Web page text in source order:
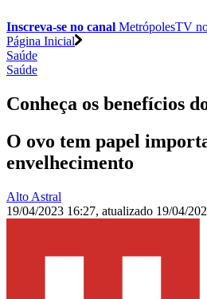
Inscreva-se no canal MetrópolesTV
Página Inicial
Saúde
Saúde
Conheça os benefícios
O ovo tem papel
envelhecimento
Alto Astral
19/04/2023 16:27, atualizado 19/04/